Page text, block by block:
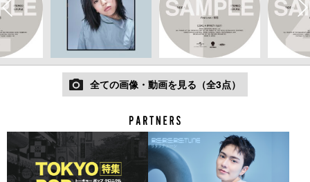
全ての画像・動画を見る（全3点）